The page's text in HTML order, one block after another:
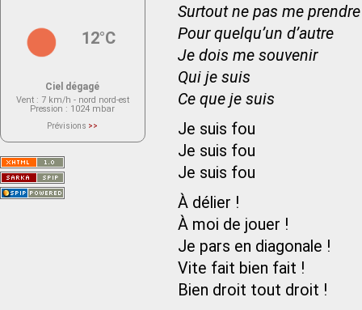
Surtout ne pas me prendre
Pour quelqu’un d’autre
Je dois me souvenir
Qui je suis
Ce que je suis
Je suis fou
Je suis fou
Je suis fou
À délier !
À moi de jouer !
Je pars en diagonale !
Vite fait bien fait !
Bien droit tout droit !
12°C
Ciel dégagé
Vent : 7 km/h - nord nord-est
Pression : 1024 mbar
Prévisions >>
actuellement aucune prévision
Saint-Nom.
Veuillez consulter le message du
service ci-dessous.
(401 - Invalid API key. Please see
https://openweathermap.org/faq#error401